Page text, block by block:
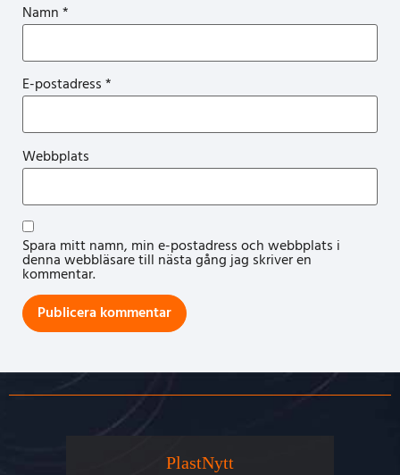
Namn*
E-postadress*
Webbplats
Spara mitt namn, min e-postadress och webbplats i
denna webbläsare till nästa gång jag skriver en
kommentar.
PlastNytt